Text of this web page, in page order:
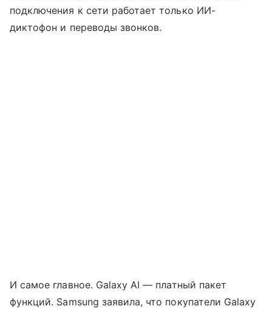
подключения к сети работает только ИИ-
диктофон и переводы звонков.
И самое главное. Galaxy AI — платный пакет
функций. Samsung заявила, что покупатели Galaxy